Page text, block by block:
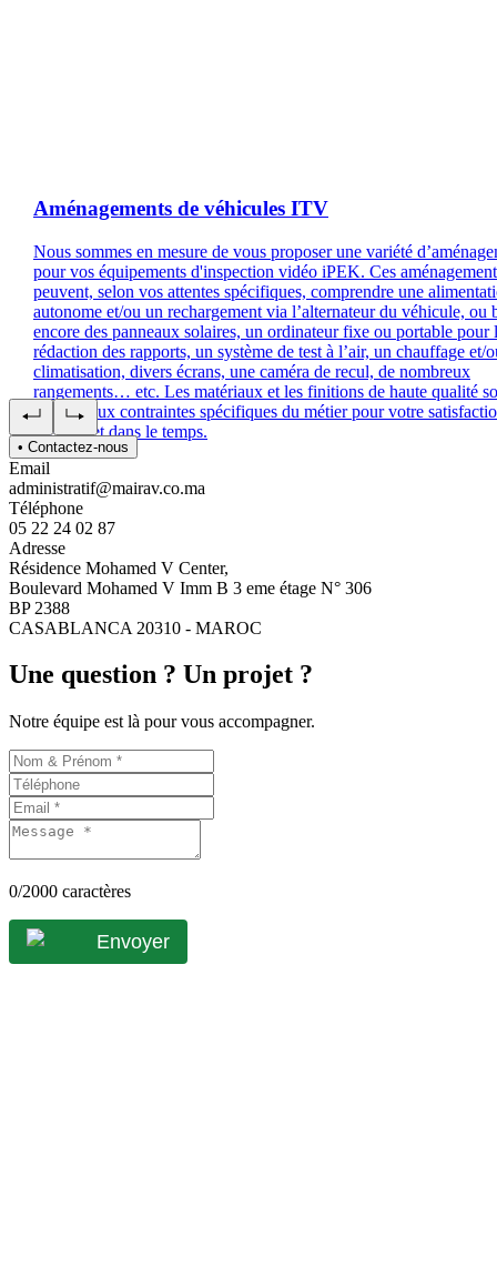
Aménagements de véhicules ITV
Nous sommes en mesure de vous proposer une variété
pour vos équipements d'inspection vidéo iPEK. Ces
peuvent, selon vos attentes spécifiques, comprendre une
autonome et/ou un rechargement via l’alternateur du véhicule, ou
encore des panneaux solaires, un ordinateur fixe ou portable pour
rédaction des rapports, un système de test à l’air, un chauffage et/
climatisation, divers écrans, une caméra de recul, de nombreux
rangements… etc. Les matériaux et les finitions de haute qualité
adaptés aux contraintes spécifiques du métier pour votre
l’usage, et dans le temps.
• Contactez-nous
Email
administratif@mairav.co.ma
Téléphone
05 22 24 02 87
Adresse
Résidence Mohamed V Center,
Boulevard Mohamed V Imm B 3 eme étage N° 306
BP 2388
CASABLANCA 20310 - MAROC
Une question ? Un projet ?
Notre équipe est là pour vous accompagner.
0/2000 caractères
Envoyer